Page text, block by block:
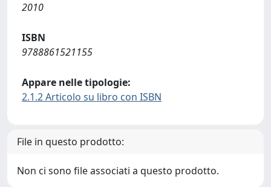
2010
ISBN
9788861521155
Appare nelle tipologie:
2.1.2 Articolo su libro con ISBN
File in questo prodotto:
Non ci sono file associati a questo prodotto.